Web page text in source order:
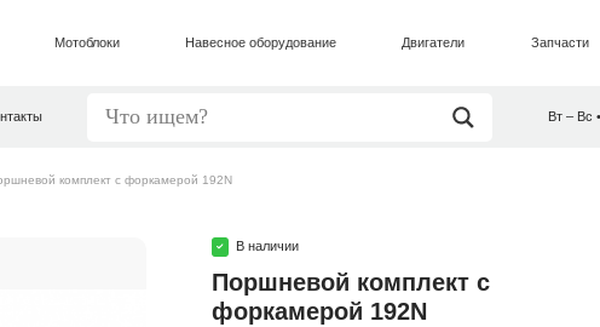
Мотоблоки Навесное оборудование Двигатели Запчасти
Вт – Вс
комплект с форкамерой 192N
В наличии
Поршневой комплект с
форкамерой 192N